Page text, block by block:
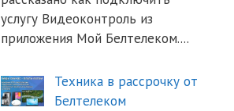
услугу Видеоконтроль из
приложения Мой Белтелеком....
Техника в рассрочку от
Белтелеком